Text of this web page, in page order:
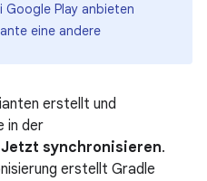
Google Play anbieten
eine andere
erstellt und
in der
Jetzt synchronisieren.
erstellt Gradle